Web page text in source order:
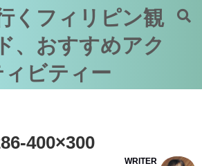
くフィリピン観
、おすすめアク
ィビティー
400×300
WRITER